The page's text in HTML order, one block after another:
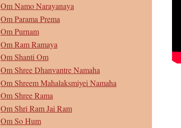
Om Namo Narayanaya
Om Parama Prema
Om Purnam
Om Ram Ramaya
Om Shanti Om
Om Shree Dhanvantre Namaha
Om Shreem Mahalaksmiyei Namaha
Om Shree Rama
Om Shri Ram Jai Ram
Om So Hum